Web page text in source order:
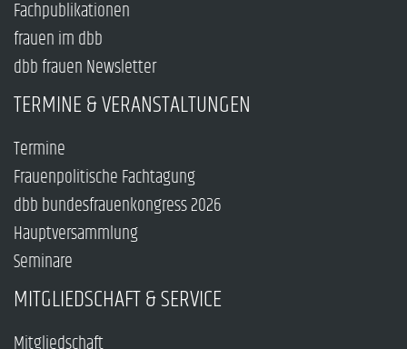
Fachpublikationen
frauen im dbb
dbb frauen Newsletter
TERMINE & VERANSTALTUNGEN
Termine
Frauenpolitische Fachtagung
dbb bundesfrauenkongress 2026
Hauptversammlung
Seminare
MITGLIEDSCHAFT & SERVICE